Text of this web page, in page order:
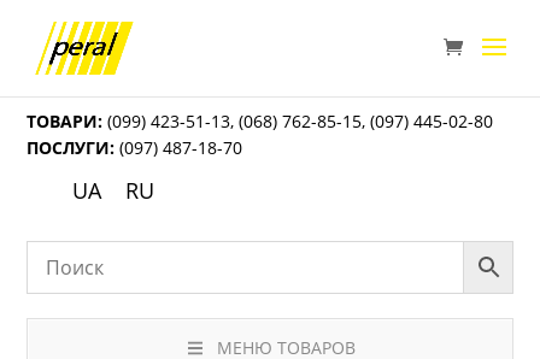
ТОВАРИ: (099) 423-51-13,(068) 762-85-15,(097) 445-02-80
ПОСЛУГИ: (097) 487-18-70
UA RU
МЕНЮ ТОВАРОВ